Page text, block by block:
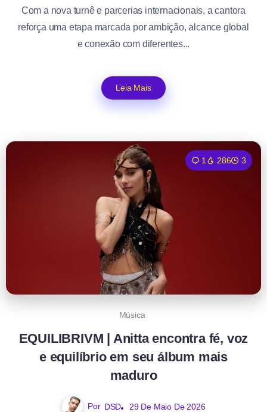
Com a nova turnê e parcerias internacionais, a cantora
reforça uma etapa marcada por ambição, alcance global
e conexão com diferentes...
Leia Mais
1 286 3
Música
EQUILIBRIVM | Anitta encontra fé, voz
e equilíbrio em seu álbum mais
maduro
Por DSD 29 De Maio De 2026